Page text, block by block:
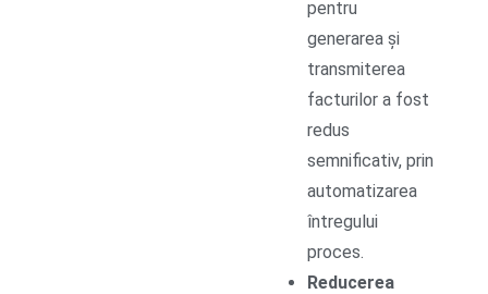
pentru
generarea și
transmiterea
facturilor a fost
redus
semnificativ, prin
automatizarea
întregului
proces.
Reducerea